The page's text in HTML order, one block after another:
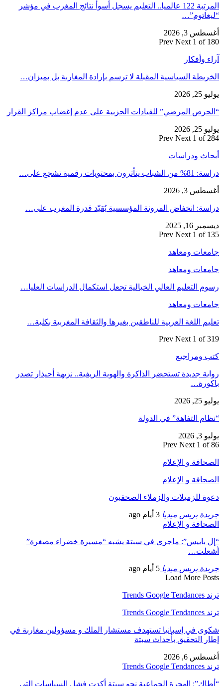
المرتبة 122 عالميا.. التعليم يسجل أسوأ نتائج المغرب في مؤشر
“ليغاتوم”…
أغسطس 3, 2026
Prev Next 1 of 180
آراء وأفكار
الخريطة السياسية المقبلة لا ترسم بإرادة المغاربة بل بميزان…
يوليو 25, 2026
“الحرص المرضي” للقيادات الحزبية على عدم إغضاب مراكز القرار
يوليو 25, 2026
Prev Next 1 of 284
أبحاث ودراسات
دراسة: 81% من الشباب يتأثرون بمحتويات رقمية تشجع على…
أغسطس 3, 2026
دراسة: انخفاض المرونة المؤسسية يُقيّد قدرة المغرب على…
ديسمبر 16, 2025
Prev Next 1 of 135
جامعات ومعاهد
جامعات ومعاهد
رسوم التعليم العالي الخيالية تجعل استكمال الدراسات العليا…
جامعات ومعاهد
تعليم اللغة العربية للناطقين بغيرها والثقافة المغربية بكلية…
Prev Next 1 of 319
كتب ومراجيع
رواية جديدة تستحضر الذاكرة والهوية الريفية.. نزيهة أحيذار تصدر
باكورة…
يوليو 25, 2026
“نظام التفاهة” في الدولة
يوليو 3, 2026
Prev Next 1 of 86
الصحافة و الإعلام
الصحافة و الإعلام
دعوة للزميلات والزملاء الصحفيون
جريدة بريس ميديا 3 أيام ago
الصحافة و الإعلام
“إل باييس”: ماجرى في سبتة يشبه “مسيرة خضراء مصغرة”
أشعلت…
جريدة بريس ميديا 5 أيام ago
Load More Posts
ترند Trends Google Tendances
ترند Trends Google Tendances
شكوى في إسبانيا تستهدف مستشار الملك و مسؤولين مغاربة في
إطار التحقيق بأحداث سبتة
أغسطس 6, 2026
ترند Trends Google Tendances
“أطاك”: الهجرة الجماعية نحو سبتة أكدت فشل السياسات التي